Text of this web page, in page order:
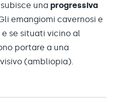
una progressiva
emangiomi cavernosi e
se situati vicino al
portare a una
(ambliopia).